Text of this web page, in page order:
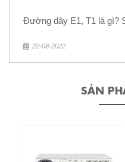
Đường dây E1, T1 là gì?
22-08-2022
SẢN